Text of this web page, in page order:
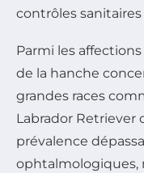
contrôles
Parmi les
de la hanche
grandes races
Labrador Retriever
prévalence
ophtalmologiques,